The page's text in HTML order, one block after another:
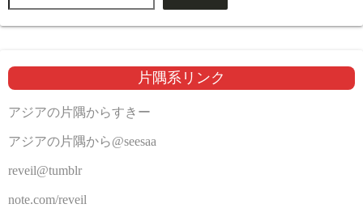
片隅系リンク
アジアの片隅からすきー
アジアの片隅から@seesaa
reveil@tumblr
note.com/reveil